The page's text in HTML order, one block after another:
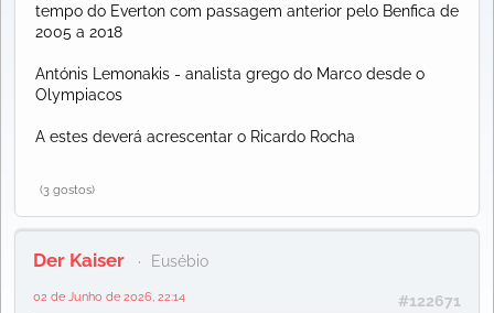
tempo do Everton com passagem anterior pelo Benfica de
2005 a 2018
Antónis Lemonakis - analista grego do Marco desde o
Olympiacos
A estes deverá acrescentar o Ricardo Rocha
(3 gostos)
Der Kaiser Eusébio
#122671
02 de Junho de 2026, 22:14